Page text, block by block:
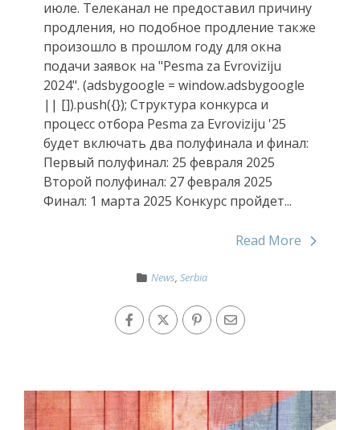
июле. Телеканал не предоставил причину
продления, но подобное продление также
произошло в прошлом году для окна
подачи заявок на "Pesma za Evroviziju
2024". (adsbygoogle = window.adsbygoogle
|| []).push({}); Структура конкурса и
процесс отбора Pesma za Evroviziju '25
будет включать два полуфинала и финал:
Первый полуфинал: 25 февраля 2025
Второй полуфинал: 27 февраля 2025
Финал: 1 марта 2025 Конкурс пройдет...
Read More
News, Serbia